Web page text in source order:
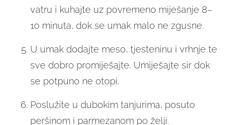
vatru i kuhajte uz povremeno miješanje 8–
10 minuta, dok se umak malo ne zgusne.
U umak dodajte meso, tjesteninu i vrhnje te
sve dobro promiješajte. Umiješajte sir dok
se potpuno ne otopi.
Poslužite u dubokim tanjurima, posuto
peršinom i parmezanom po želji.